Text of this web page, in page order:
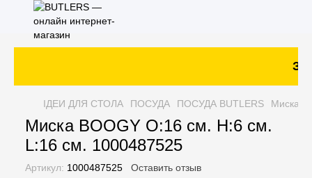
ІДЕИ ДЛЯ СТОЛА ПОСУДА ПОСУДА BUTLERS Миска
Миска BOOGY O:16 см. H:6 см.
L:16 см. 1000487525
Артикул: 1000487525 Оставить отзыв